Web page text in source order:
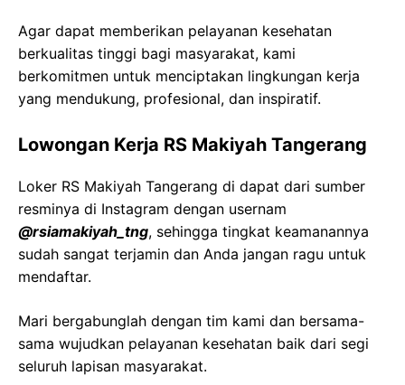
Agar dapat memberikan pelayanan kesehatan
berkualitas tinggi bagi masyarakat, kami
berkomitmen untuk menciptakan lingkungan kerja
yang mendukung, profesional, dan inspiratif.
Lowongan Kerja RS Makiyah Tangerang
Loker RS Makiyah Tangerang di dapat dari sumber
resminya di Instagram dengan usernam
@rsiamakiyah_tng, sehingga tingkat keamanannya
sudah sangat terjamin dan Anda jangan ragu untuk
mendaftar.
Mari bergabunglah dengan tim kami dan bersama-
sama wujudkan pelayanan kesehatan baik dari segi
seluruh lapisan masyarakat.